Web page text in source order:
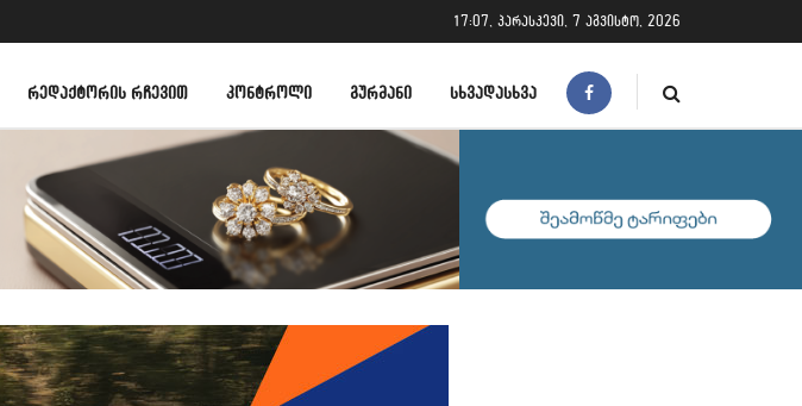
17:07, პარასკევი, 7 აგვისტო, 2026
ᲠᲔᲓᲐᲥᲢᲝᲠᲘᲡ ᲠᲩᲔᲕᲘᲗ ᲙᲝᲜᲢᲠᲝᲚᲘ ᲒᲣᲠᲛᲐᲜᲘ ᲡᲮᲕᲐᲓᲐᲡᲮᲕᲐ